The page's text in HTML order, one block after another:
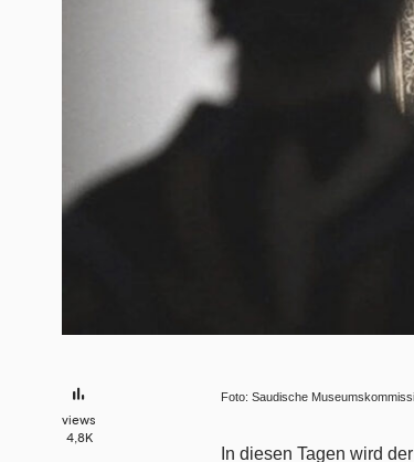
4,8K
views
Foto: Saudische
In diesen Tagen wird